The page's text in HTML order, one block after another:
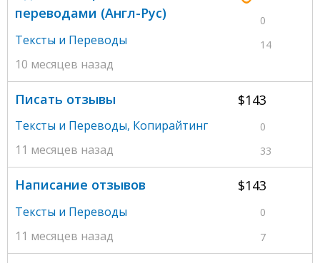
0
14
переводами (Англ-Рус)
Тексты и Переводы
10 месяцев назад
$143
0
33
Писать отзывы
Тексты и Переводы, Копирайтинг
11 месяцев назад
$143
0
7
Написание отзывов
Тексты и Переводы
11 месяцев назад